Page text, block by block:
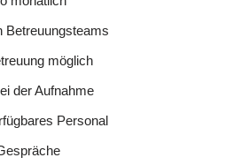
Betreuungsteams
möglich
der Aufnahme
Personal